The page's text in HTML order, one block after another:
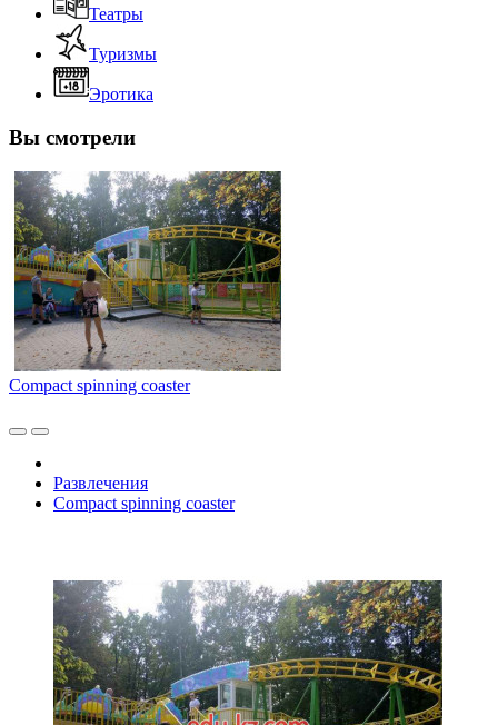
Театры
Туризмы
Эротика
Вы смотрели
Compact spinning coaster
Развлечения
Compact spinning coaster